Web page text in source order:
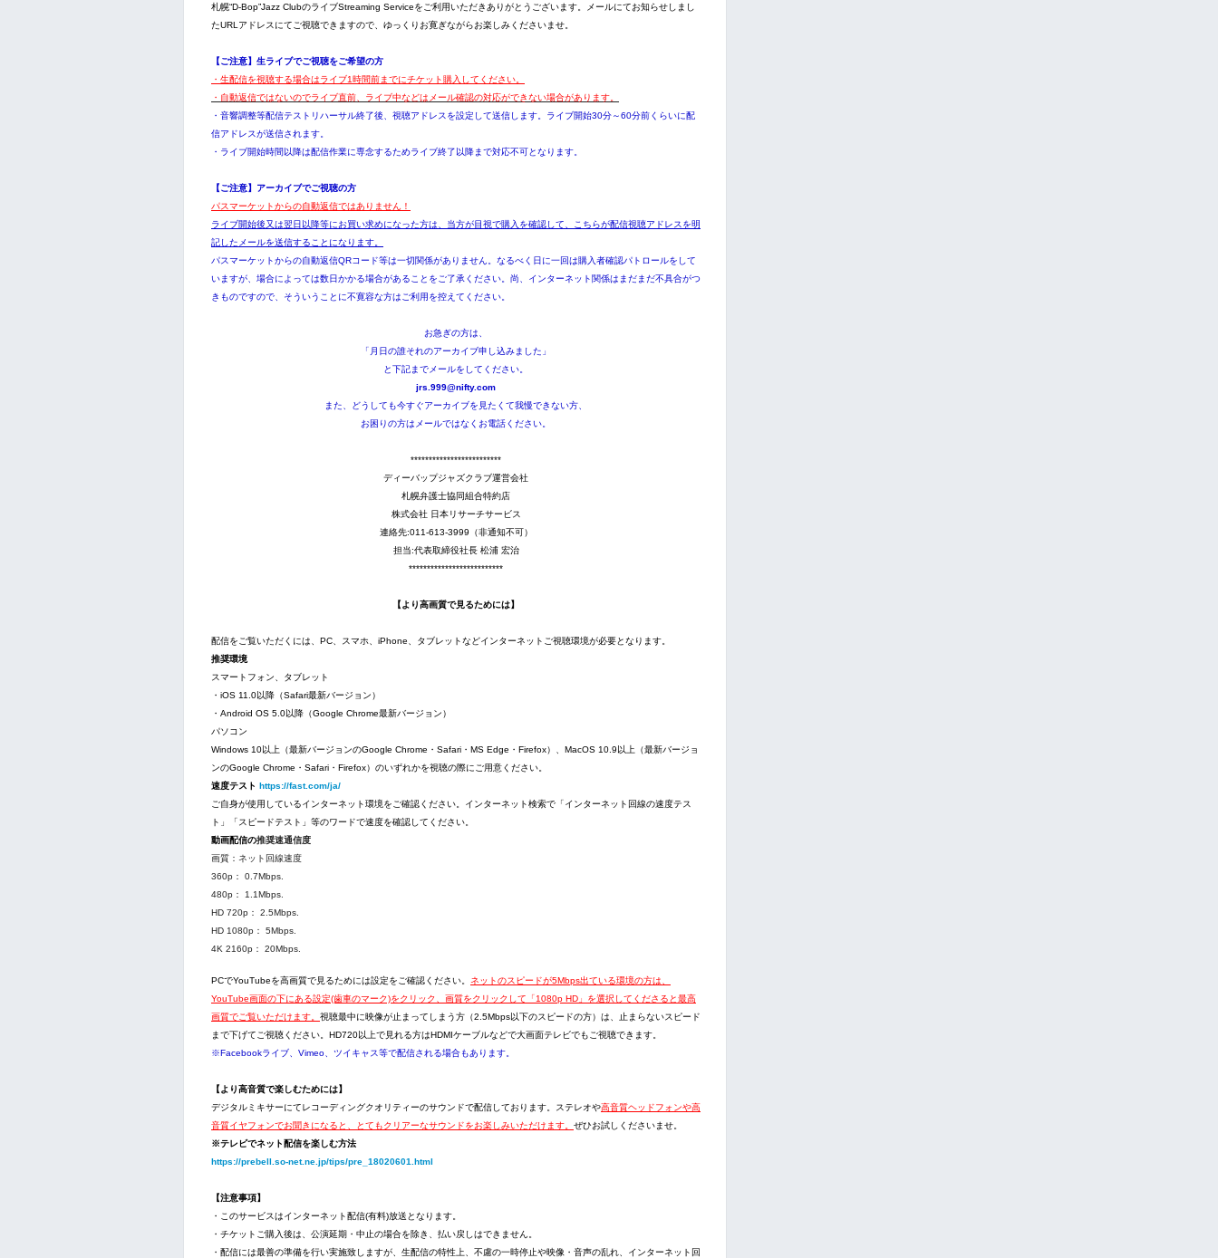
札幌“D-Bop”Jazz ClubのライブStreaming Serviceをご利用いただきありがとうございます。メールにてお知らせしまし
たURLアドレスにてご視聴できますので、ゆっくりお寛ぎながらお楽しみくださいませ。
【ご注意】生ライブでご視聴をご希望の方
・生配信を視聴する場合はライブ1時間前までにチケット購入してください。
・自動返信ではないのでライブ直前、ライブ中などはメール確認の対応ができない場合があります。
・音響調整等配信テストリハーサル終了後、視聴アドレスを設定して送信します。ライブ開始30分～60分前くらいに配
信アドレスが送信されます。
・ライブ開始時間以降は配信作業に専念するためライブ終了以降まで対応不可となります。
【ご注意】アーカイブでご視聴の方
パスマーケットからの自動返信ではありません！
ライブ開始後又は翌日以降等にお買い求めになった方は、当方が目視で購入を確認して、こちらが配信視聴アドレスを明
記したメールを送信することになります。
パスマーケットからの自動返信QRコード等は一切関係がありません。なるべく日に一回は購入者確認パトロールをして
いますが、場合によっては数日かかる場合があることをご了承ください。尚、インターネット関係はまだまだ不具合がつ
きものですので、そういうことに不寛容な方はご利用を控えてください。
お急ぎの方は、
「月日の誰それのアーカイブ申し込みました」
と下記までメールをしてください。
jrs.999@nifty.com
また、どうしても今すぐアーカイブを見たくて我慢できない方、
お困りの方はメールではなくお電話ください。
*************************
ディーバップジャズクラブ運営会社
札幌弁護士協同組合特約店
株式会社 日本リサーチサービス
連絡先:011-613-3999（非通知不可）
担当:代表取締役社長 松浦 宏治
**************************
【より高画質で見るためには】
配信をご覧いただくには、PC、スマホ、iPhone、タブレットなどインターネットご視聴環境が必要となります。
推奨環境
スマートフォン、タブレット
・iOS 11.0以降（Safari最新バージョン）
・Android OS 5.0以降（Google Chrome最新バージョン）
パソコン
Windows 10以上（最新バージョンのGoogle Chrome・Safari・MS Edge・Firefox）、MacOS 10.9以上（最新バージョ
ンのGoogle Chrome・Safari・Firefox）のいずれかを視聴の際にご用意ください。
速度テスト https://fast.com/ja/
ご自身が使用しているインターネット環境をご確認ください。インターネット検索で「インターネット回線の速度テス
ト」「スピードテスト」等のワードで速度を確認してください。
動画配信の推奨速通信度
画質：ネット回線速度
360p： 0.7Mbps.
480p： 1.1Mbps.
HD 720p： 2.5Mbps.
HD 1080p： 5Mbps.
4K 2160p： 20Mbps.
PCでYouTubeを高画質で見るためには設定をご確認ください。 ネットのスピードが5Mbps出ている環境の方は、
YouTube画面の下にある設定(歯車のマーク)をクリック、画質をクリックして「1080p HD」を選択してくださると最高
画質でご覧いただけます。 視聴最中に映像が止まってしまう方（2.5Mbps以下のスピードの方）は、止まらないスピード
まで下げてご視聴ください。HD720以上で見れる方はHDMIケーブルなどで大画面テレビでもご視聴できます。
※Facebookライブ、Vimeo、ツイキャス等で配信される場合もあります。
【より高音質で楽しむためには】
デジタルミキサーにてレコーディングクオリティーのサウンドで配信しております。ステレオや高音質ヘッドフォンや高
音質イヤフォンでお聞きになると、とてもクリアーなサウンドをお楽しみいただけます。 ぜひお試しくださいませ。
※テレビでネット配信を楽しむ方法
https://prebell.so-net.ne.jp/tips/pre_18020601.html
【注意事項】
・このサービスはインターネット配信(有料)放送となります。
・チケットご購入後は、公演延期・中止の場合を除き、払い戻しはできません。
・配信には最善の準備を行い実施致しますが、生配信の特性上、不慮の一時停止や映像・音声の乱れ、インターネット回